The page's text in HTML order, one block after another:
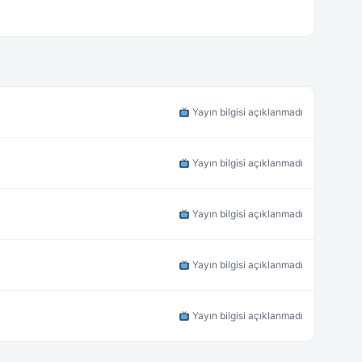
Yayın bilgisi açıklanmadı
Yayın bilgisi açıklanmadı
Yayın bilgisi açıklanmadı
Yayın bilgisi açıklanmadı
Yayın bilgisi açıklanmadı